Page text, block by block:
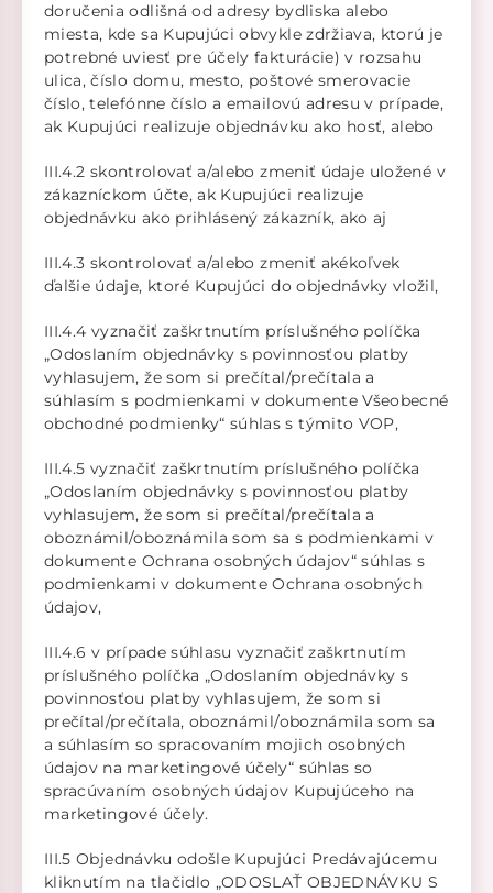
doručenia odlišná od adresy bydliska alebo
miesta, kde sa Kupujúci obvykle zdržiava, ktorú je
potrebné uviesť pre účely fakturácie) v rozsahu
ulica, číslo domu, mesto, poštové smerovacie
číslo, telefónne číslo a emailovú adresu v prípade,
ak Kupujúci realizuje objednávku ako hosť, alebo
III.4.2 skontrolovať a/alebo zmeniť údaje uložené v
zákazníckom účte, ak Kupujúci realizuje
objednávku ako prihlásený zákazník, ako aj
III.4.3 skontrolovať a/alebo zmeniť akékoľvek
ďalšie údaje, ktoré Kupujúci do objednávky vložil,
III.4.4 vyznačiť zaškrtnutím príslušného políčka
„Odoslaním objednávky s povinnosťou platby
vyhlasujem, že som si prečítal/prečítala a
súhlasím s podmienkami v dokumente Všeobecné
obchodné podmienky“ súhlas s týmito VOP,
III.4.5 vyznačiť zaškrtnutím príslušného políčka
„Odoslaním objednávky s povinnosťou platby
vyhlasujem, že som si prečítal/prečítala a
oboznámil/oboznámila som sa s podmienkami v
dokumente Ochrana osobných údajov“ súhlas s
podmienkami v dokumente Ochrana osobných
údajov,
III.4.6 v prípade súhlasu vyznačiť zaškrtnutím
príslušného políčka „Odoslaním objednávky s
povinnosťou platby vyhlasujem, že som si
prečítal/prečítala, oboznámil/oboznámila som sa
a súhlasím so spracovaním mojich osobných
údajov na marketingové účely“ súhlas so
spracúvaním osobných údajov Kupujúceho na
marketingové účely.
III.5 Objednávku odošle Kupujúci Predávajúcemu
kliknutím na tlačidlo „ODOSLAŤ OBJEDNÁVKU S